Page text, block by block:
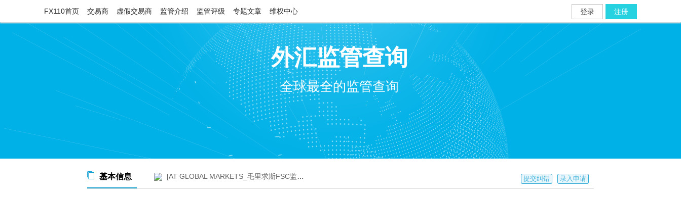
FX110首页 交易商 虚假交易商 监管介绍 监管评级 专题文章 维权中心 登录 注册
外汇监管查询
全球最全的监管查询
基本信息 [AT GLOBAL MARKETS_毛里求斯FSC监管查询牌照] 提交纠错 录入申请